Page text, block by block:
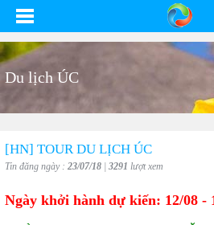
Du lịch ÚC
[HN] TOUR DU LỊCH ÚC
Tin đăng ngày : 23/07/18 3291 lượt xem
Ngày khởi hành dự kiến: 12/08 -